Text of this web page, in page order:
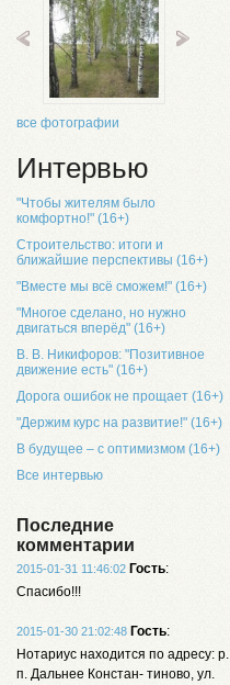
все фотографии
Интервью
"Чтобы жителям было
комфортно!" (16+)
Строительство: итоги и
ближайшие перспективы (16+)
"Вместе мы всё сможем!" (16+)
"Многое сделано, но нужно
двигаться вперёд" (16+)
В. В. Никифоров: "Позитивное
движение есть" (16+)
Дорога ошибок не прощает (16+)
"Держим курс на развитие!" (16+)
В будущее – с оптимизмом (16+)
Все интервью
Последние
комментарии
2015-01-31 11:46:02 Гость:
Спасибо!!!
2015-01-30 21:02:48 Гость:
Нотариус находится по адресу: р.
п. Дальнее Констан- тиново, ул.